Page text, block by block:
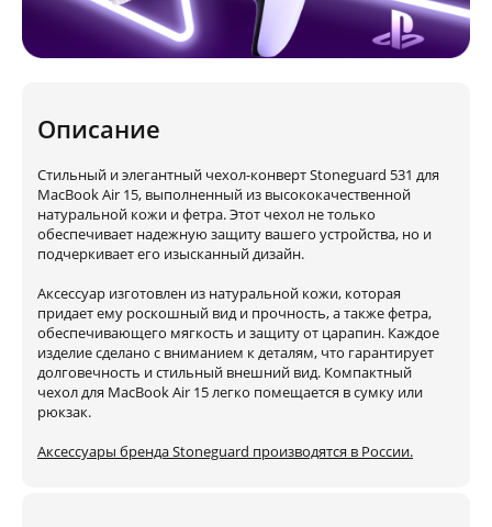
Описание
Стильный и элегантный чехол-конверт Stoneguard 531 для
MacBook Air 15, выполненный из высококачественной
натуральной кожи и фетра. Этот чехол не только
обеспечивает надежную защиту вашего устройства, но и
подчеркивает его изысканный дизайн.
Аксессуар изготовлен из натуральной кожи, которая
придает ему роскошный вид и прочность, а также фетра,
обеспечивающего мягкость и защиту от царапин. Каждое
изделие сделано с вниманием к деталям, что гарантирует
долговечность и стильный внешний вид. Компактный
чехол для MacBook Air 15 легко помещается в сумку или
рюкзак.
Аксессуары бренда Stoneguard производятся в России.